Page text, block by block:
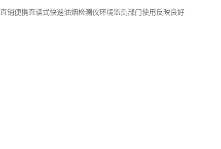
直销便携直读式快速油烟检测仪环境监测部门使用反映良好